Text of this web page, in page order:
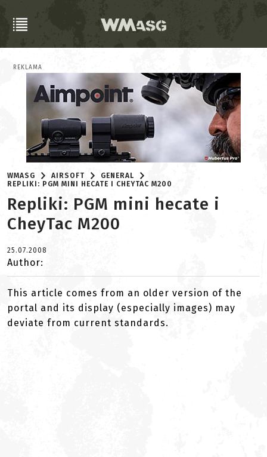
REKLAMA
WMASG AIRSOFT
GENERAL
REPLIKI: PGM MINI HECATE I CHEYTAC M200
Repliki: PGM mini hecate i
CheyTac M200
25.07.2008
Author:
This article comes from an older version of the
portal and its display (especially images) may
deviate from current standards.